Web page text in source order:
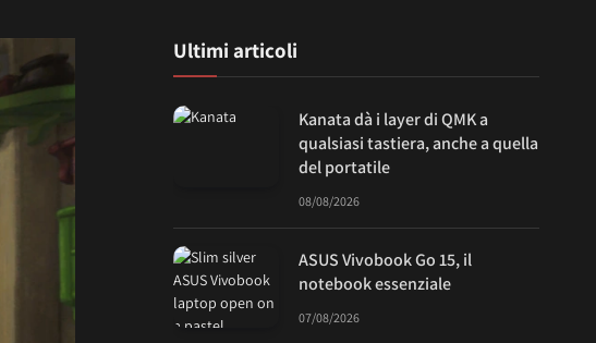
Ultimi articoli
Kanata dà i layer di QMK a
qualsiasi tastiera, anche a quella
del portatile
08/08/2026
ASUS Vivobook Go 15, il
notebook essenziale
07/08/2026